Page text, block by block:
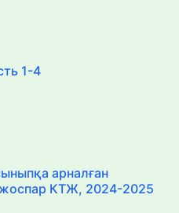
1-4
арналған
жоспар КТЖ, 2024-2025